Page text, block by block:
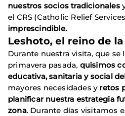
nuestros socios tradicionales
el CRS (Catholic Relief
imprescindible.
Leshoto, el reino de
Durante nuestra visita, que se
primavera pasada, quisimos
educativa, sanitaria y social
mayores necesidades y retos
planificar nuestra estrategia
zona. Durante días visitamos